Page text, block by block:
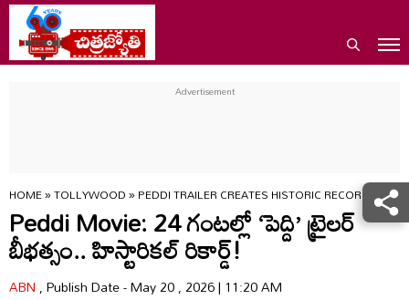
HOME»TOLLYWOOD»PEDDI TRAILER CREATES HISTORIC RECORD
Peddi Movie: 24 గంటల్లో ‘పెద్ది’ ట్రైలర్
బీభత్సం.. హిస్టారికల్ రికార్డ్!
ABN, Publish Date - May 20 , 2026 | 11:20 AM